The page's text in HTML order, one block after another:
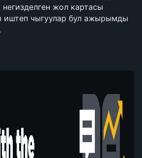
жол картасы
иштеп чыгуулар бул ажырымды